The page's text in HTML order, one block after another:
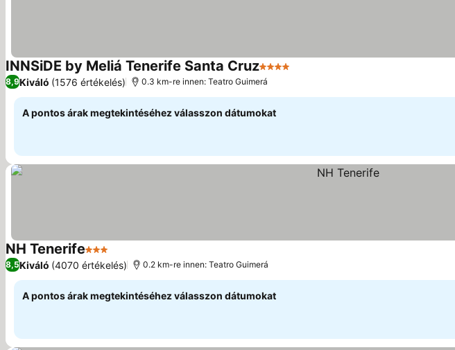
INNSiDE by Meliá Tenerife Santa Cruz4 Kategória
8,9Kiváló (1576 értékelés) 0.3 km-re innen: Teatro Guimerá
A pontos árak megtekintéséhez válasszon dátumokat
NH Tenerife3 KategóriaÁrak megjelenítése
8,5Kiváló (4070 értékelés) 0.2 km-re innen: Teatro Guimerá
A pontos árak megtekintéséhez válasszon dátumokat